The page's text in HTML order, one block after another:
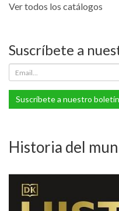
Ver todos los catálogos
Suscríbete a
Suscríbete a nuestro boletín
Historia del